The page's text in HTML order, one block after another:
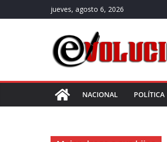
al
jueves, agosto 6, 2026
NACIONAL POLÍTICA